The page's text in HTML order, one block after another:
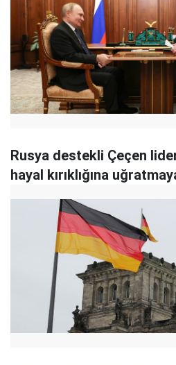
Rusya destekli Çeçen
hayal kırıklığına